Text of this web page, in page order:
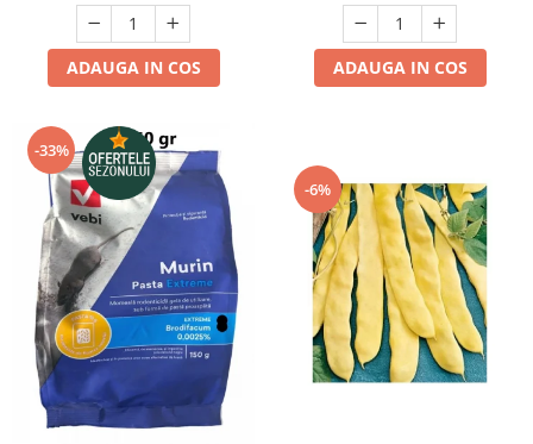
ADAUGA IN COS ADAUGA IN COS
-33%
-6%